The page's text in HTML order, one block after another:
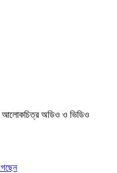
আলোকচিত্র অডিও ও ভিডিও